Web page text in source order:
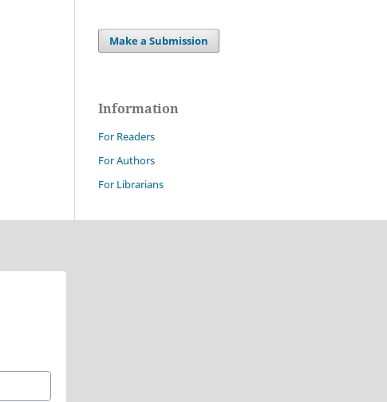
Make a Submission
Information
For Readers
For Authors
For Librarians